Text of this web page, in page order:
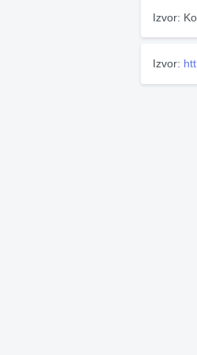
Izvor:
Izvor: